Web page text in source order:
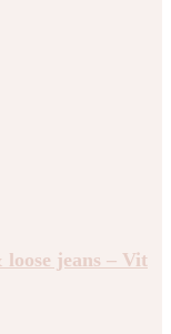
jeans – Vit